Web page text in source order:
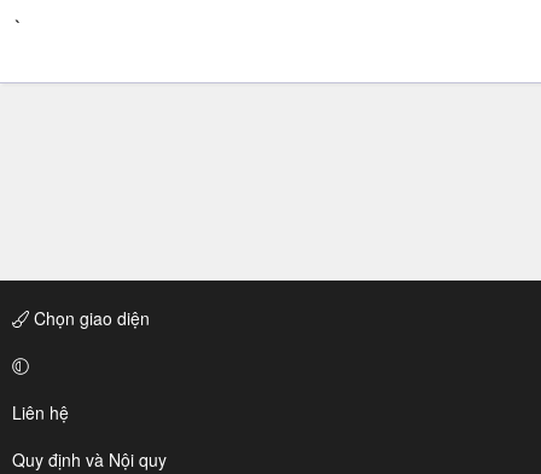
`
Chọn giao diện
Liên hệ
Quy định và Nội quy